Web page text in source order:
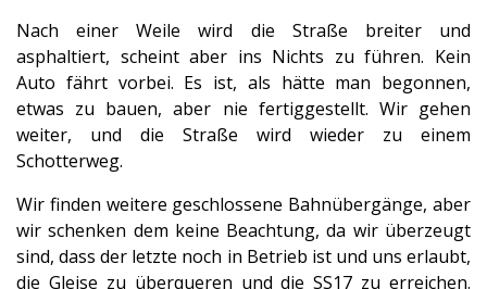
Nach einer Weile wird die Straße breiter und
asphaltiert, scheint aber ins Nichts zu führen. Kein
Auto fährt vorbei. Es ist, als hätte man begonnen,
etwas zu bauen, aber nie fertiggestellt. Wir gehen
weiter, und die Straße wird wieder zu einem
Schotterweg.
Wir finden weitere geschlossene Bahnübergänge, aber
wir schenken dem keine Beachtung, da wir überzeugt
sind, dass der letzte noch in Betrieb ist und uns erlaubt,
die Gleise zu überqueren und die SS17 zu erreichen.